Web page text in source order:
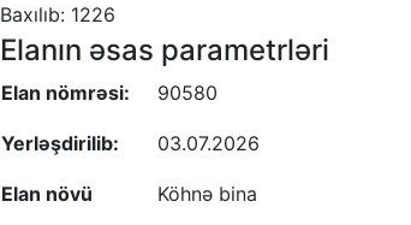
Baxılıb: 1226
Elanın əsas parametrləri
Elan nömrəsi: 90580
Yerləşdirilib: 03.07.2026
Elan növü Köhnə bina